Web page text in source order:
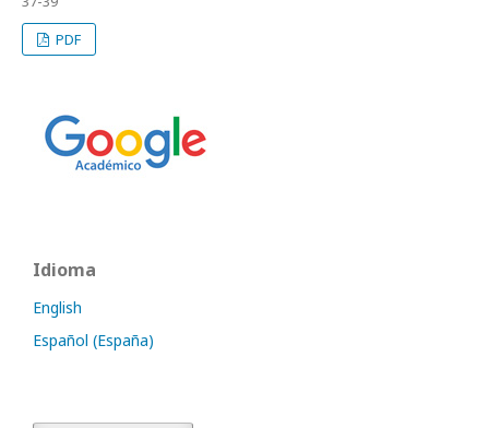
PDF
Idioma
English
Español (España)